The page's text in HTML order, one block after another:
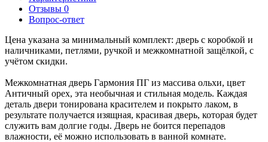
Отзывы 0
Вопрос-ответ
Цена указана за минимальный комплект: дверь с коробкой и
наличниками, петлями, ручкой и межкомнатной защёлкой, с
учётом скидки.
Межкомнатная дверь Гармония ПГ из массива ольхи, цвет
Античный орех, эта необычная и стильная модель. Каждая
деталь двери тонирована красителем и покрыто лаком, в
результате получается изящная, красивая дверь, которая будет
служить вам долгие годы. Дверь не боится перепадов
влажности, её можно использовать в ванной комнате.